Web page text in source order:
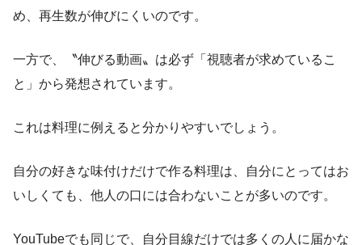
め、再生数が伸びにくいのです。
一方で、〝伸びる動画〟は必ず「視聴者が求めているこ
と」から発想されています。
これは料理に例えると分かりやすいでしょう。
自分の好きな味付けだけで作る料理は、自分にとってはお
いしくても、他人の口には合わないことが多いのです。
YouTubeでも同じで、自分目線だけでは多くの人に届かな